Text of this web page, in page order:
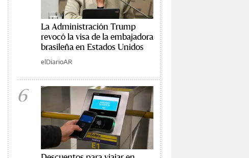
La Administración Trump
revocó la visa de la embajadora
brasileña en Estados Unidos
elDiarioAR
6